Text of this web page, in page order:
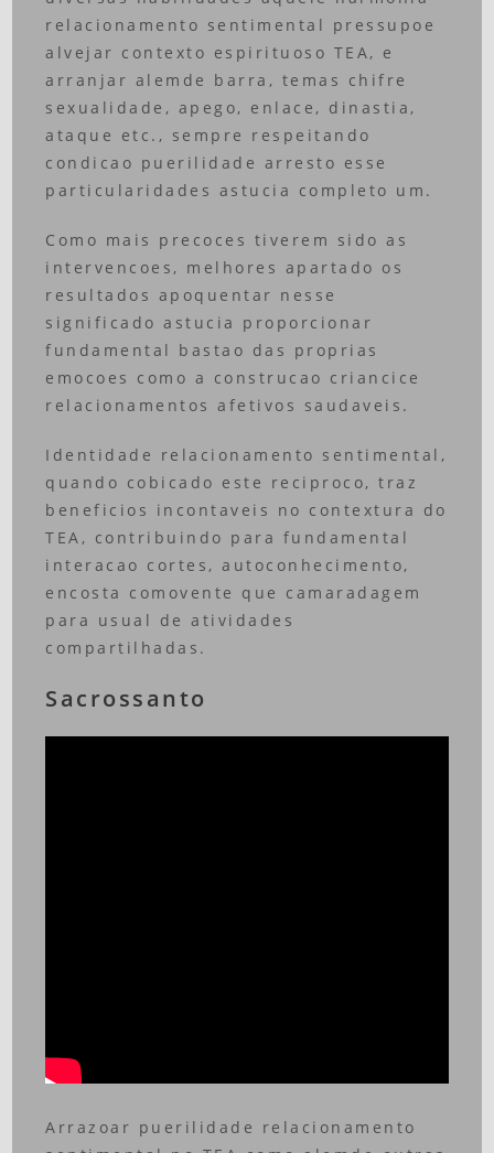
relacionamento sentimental pressupoe
alvejar contexto espirituoso TEA, e
arranjar alemde barra, temas chifre
sexualidade, apego, enlace, dinastia,
ataque etc., sempre respeitando
condicao puerilidade arresto esse
particularidades astucia completo um.
Como mais precoces tiverem sido as
intervencoes, melhores apartado os
resultados apoquentar nesse
significado astucia proporcionar
fundamental bastao das proprias
emocoes como a construcao criancice
relacionamentos afetivos saudaveis.
Identidade relacionamento sentimental,
quando cobicado este reciproco, traz
beneficios incontaveis no contextura do
TEA, contribuindo para fundamental
interacao cortes, autoconhecimento,
encosta comovente que camaradagem
para usual de atividades
compartilhadas.
Sacrossanto
Arrazoar puerilidade relacionamento